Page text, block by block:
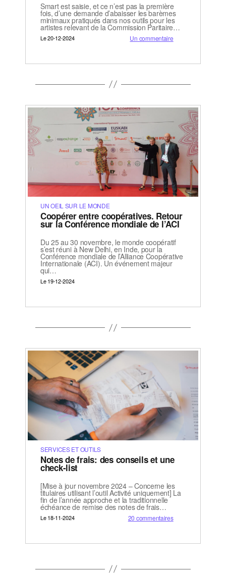
Smart est saisie, et ce n’est pas la première
fois, d’une demande d’abaisser les barèmes
minimaux pratiqués dans nos outils pour les
artistes relevant de la Commission Paritaire…
Le 20-12-2024 Un commentaire
UN OEIL SUR LE MONDE
Coopérer entre coopératives. Retour
sur la Conférence mondiale de l’ACI
Du 25 au 30 novembre, le monde coopératif
s’est réuni à New Delhi, en Inde, pour la
Conférence mondiale de l’Alliance Coopérative
Internationale (ACI). Un événement majeur
qui…
Le 19-12-2024
SERVICES ET OUTILS
Notes de frais: des conseils et une
check-list
[Mise à jour novembre 2024 – Concerne les
titulaires utilisant l’outil Activité uniquement] La
fin de l’année approche et la traditionnelle
échéance de remise des notes de frais…
Le 18-11-2024 20 commentaires